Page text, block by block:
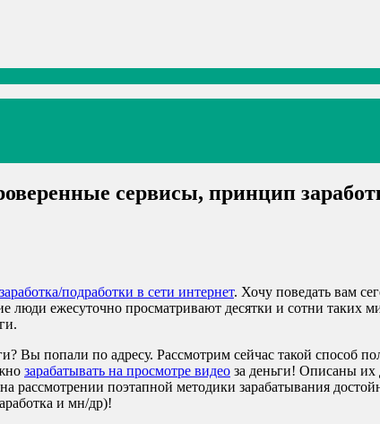
сервисы, принцип
подработки в сети интернет. Хочу поведать вам
люди ежесуточно просматривают десятки и сотни таких
Вы попали по адресу. Рассмотрим сейчас такой способ
зарабатывать на просмотре видео за деньги! Описаны их
рассмотрении поэтапной методики зарабатывания
и мн/др)!